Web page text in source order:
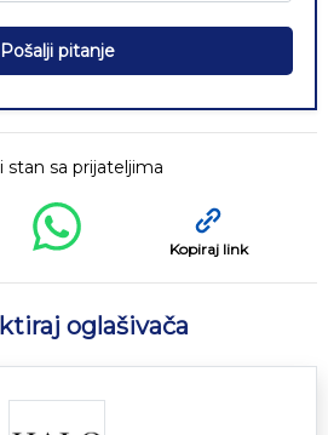
Pošalji pitanje
stan sa prijateljima
Kopiraj link
oglašivača